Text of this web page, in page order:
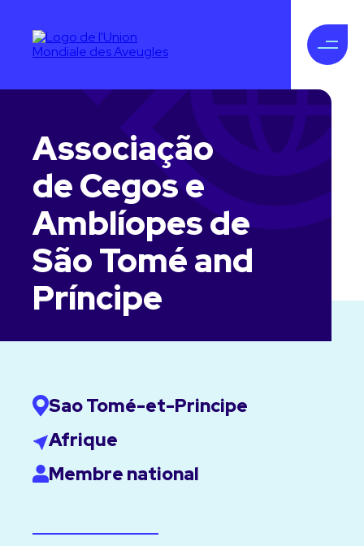
Associação
de Cegos e
Amblíopes de
São Tomé and
Príncipe
Sao Tomé-et-Principe
Afrique
Membre national